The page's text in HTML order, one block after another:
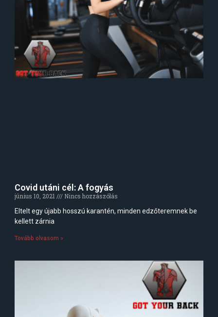
Covid utáni cél: A fogyás
június 10, 2021
Nincs hozzászólás
Eltelt egy újabb hosszú karantén, minden edzőteremnek be
kellett zárnia
Tovább olvasom »